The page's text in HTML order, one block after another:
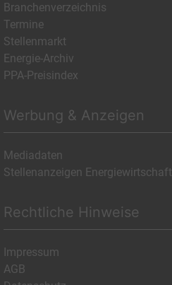
Branchenverzeichnis
Termine
Stellenmarkt
Energie-Archiv
PPA-Preisindex
Werbung & Anzeigen
Mediadaten
Stellenanzeigen Energiewirtschaft
Rechtliche Hinweise
Impressum
AGB